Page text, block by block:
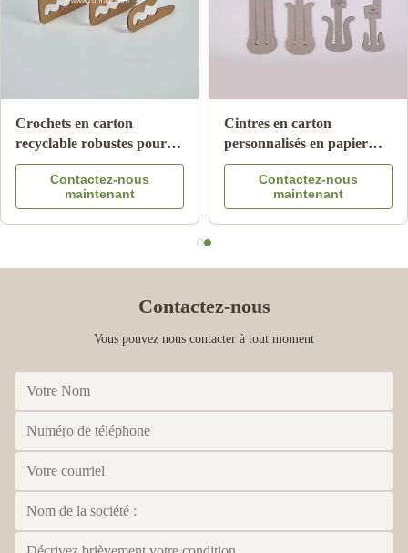
Crochets en carton
recyclable robustes pour
chaussettes en papier,
épaisseur 2,0 mm ~ 3,5 mm
Contactez-nous
maintenant
Cintres en carton
personnalisés en papier
recyclé, largeur 10 cm,
pour pantoufles et
chaussures
Contactez-nous
maintenant
Contactez-nous
Vous pouvez nous contacter à tout moment